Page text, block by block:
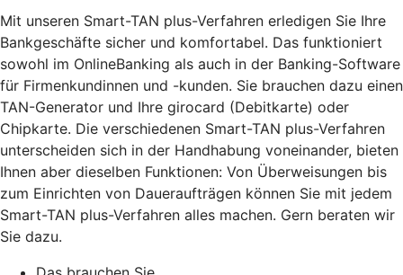
Mit unseren Smart-TAN plus-Verfahren erledigen Sie Ihre
Bankgeschäfte sicher und komfortabel. Das funktioniert
sowohl im OnlineBanking als auch in der Banking-Software
für Firmenkundinnen und -kunden. Sie brauchen dazu einen
TAN-Generator und Ihre girocard (Debitkarte) oder
Chipkarte. Die verschiedenen Smart-TAN plus-Verfahren
unterscheiden sich in der Handhabung voneinander, bieten
Ihnen aber dieselben Funktionen: Von Überweisungen bis
zum Einrichten von Daueraufträgen können Sie mit jedem
Smart-TAN plus-Verfahren alles machen. Gern beraten wir
Sie dazu.